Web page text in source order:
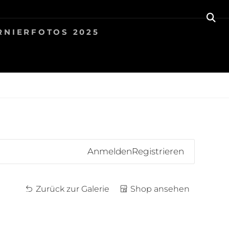
2025
AnmeldenRegistrieren
Zurück zur Galerie Shop ansehen